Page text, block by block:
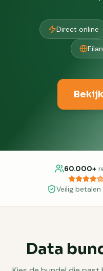
Direct online
60.000+
Veilig
Data